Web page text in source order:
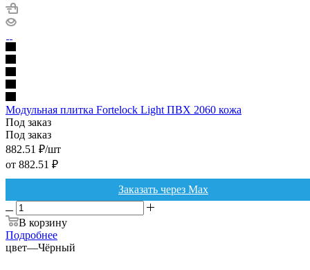
Модульная плитка Fortelock Light ПВХ 2060 кожа
Под заказ
Под заказ
882.51 ₽/шт
от 882.51 ₽
Заказать через Max
В корзину
Подробнее
цвет—Чёрный